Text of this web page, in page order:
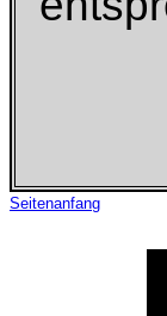
Seitenanfang